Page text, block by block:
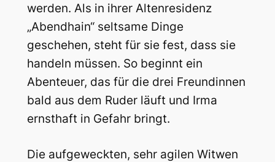
werden. Als in ihrer Altenresidenz
„Abendhain“ seltsame Dinge
geschehen, steht für sie fest, dass sie
handeln müssen. So beginnt ein
Abenteuer, das für die drei Freundinnen
bald aus dem Ruder läuft und Irma
ernsthaft in Gefahr bringt.
Die aufgeweckten, sehr agilen Witwen